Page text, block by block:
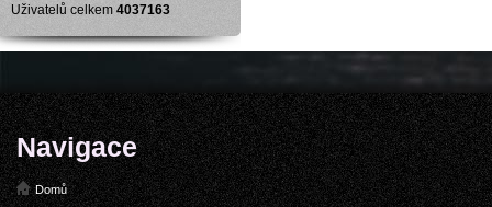
Uživatelů celkem 4037163
Navigace
Domů